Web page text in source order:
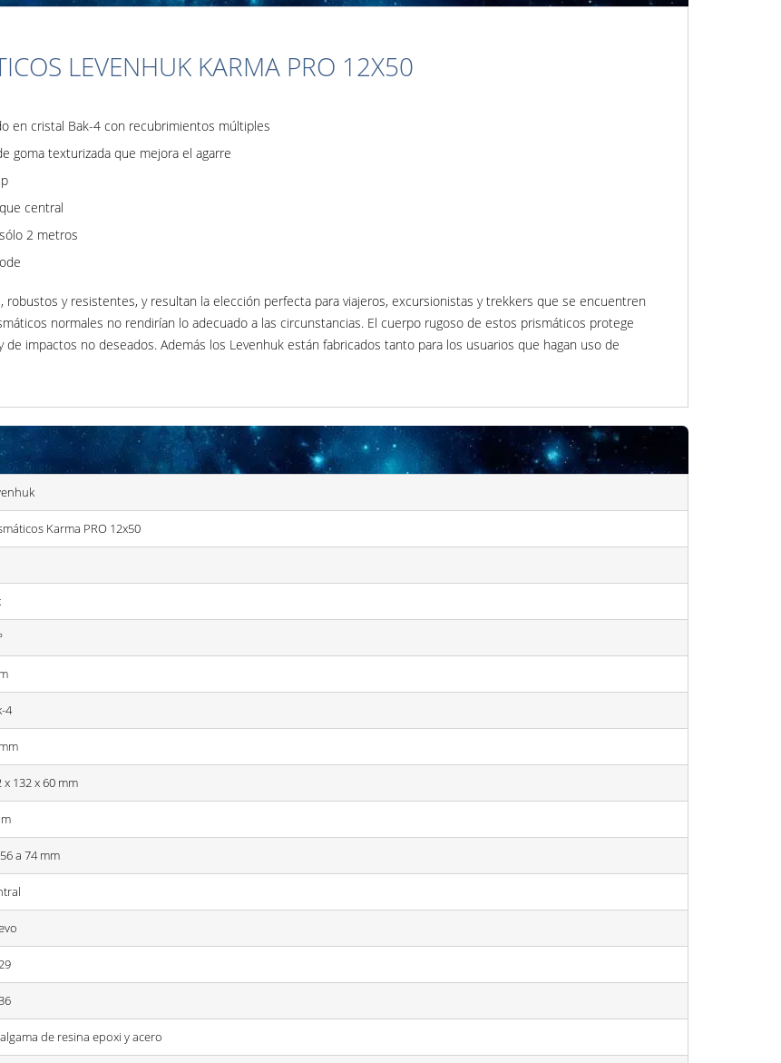
LEVENHUK KARMA PRO 12X50
en cristal Bak-4 con recubrimientos múltiples
goma texturizada que mejora el agarre
central
2 metros
robustos y resistentes, y resultan la elección perfecta para viajeros, excursionistas y trekkers que se encuentren
normales no rendirían lo adecuado a las circunstancias. El cuerpo rugoso de estos prismáticos protege
impactos no deseados. Además los Levenhuk están fabricados tanto para los usuarios que hagan uso de
Karma PRO 12x50
4
x 132 x 60 mm
a 74 mm
de resina epoxi y acero